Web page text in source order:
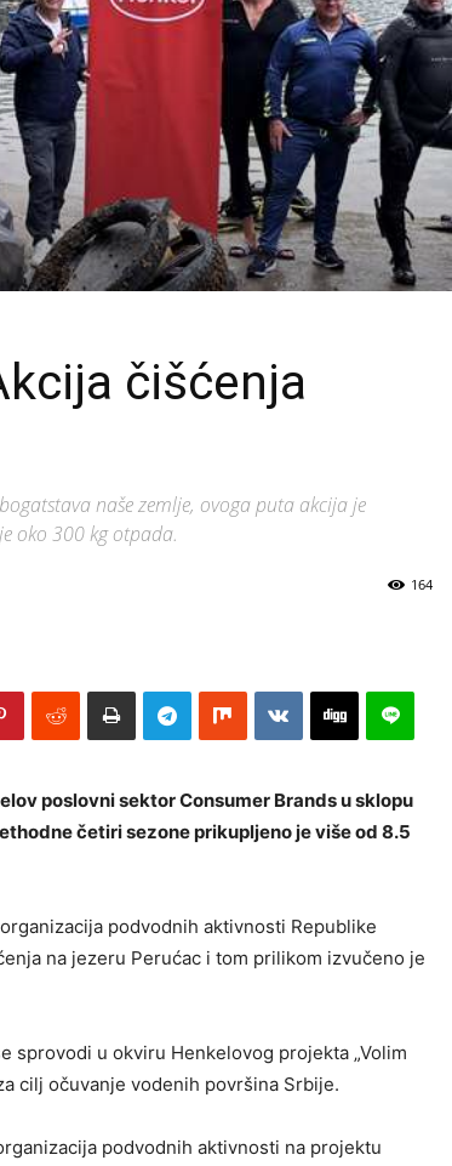
čišćenja
naše zemlje, ovoga puta akcija je
oko 300 kg otpada.
164
poslovni sektor Consumer Brands u sklopu
četiri sezone prikupljeno je više od 8.5
podvodnih aktivnosti Republike
na jezeru Perućac i tom prilikom izvučeno je
sprovodi u okviru Henkelovog projekta „Volim
cilj očuvanje vodenih površina Srbije.
podvodnih aktivnosti na projektu